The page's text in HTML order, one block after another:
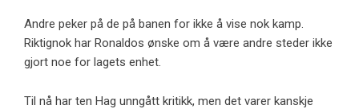
Andre peker på de på banen for ikke å vise nok kamp.
Riktignok har Ronaldos ønske om å være andre steder ikke
gjort noe for lagets enhet.
Til nå har ten Hag unngått kritikk, men det varer kanskje